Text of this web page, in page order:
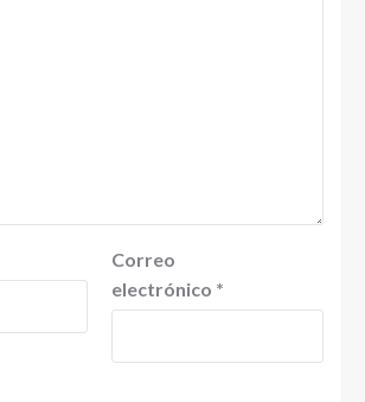
Correo
electrónico *